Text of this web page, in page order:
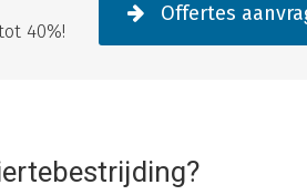
40%!
Offertes